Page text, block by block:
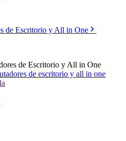
de Escritorio y All in One
de Escritorio y All in One
de escritorio y all in one